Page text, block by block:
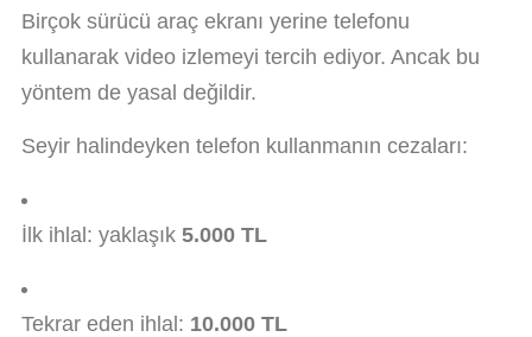
Birçok sürücü araç ekranı yerine telefonu
kullanarak video izlemeyi tercih ediyor. Ancak bu
yöntem de yasal değildir.
Seyir halindeyken telefon kullanmanın cezaları:
İlk ihlal: yaklaşık 5.000 TL
Tekrar eden ihlal: 10.000 TL